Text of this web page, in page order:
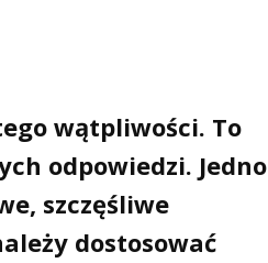
wątpliwości. To
odpowiedzi. Jedno
szczęśliwe
dostosować